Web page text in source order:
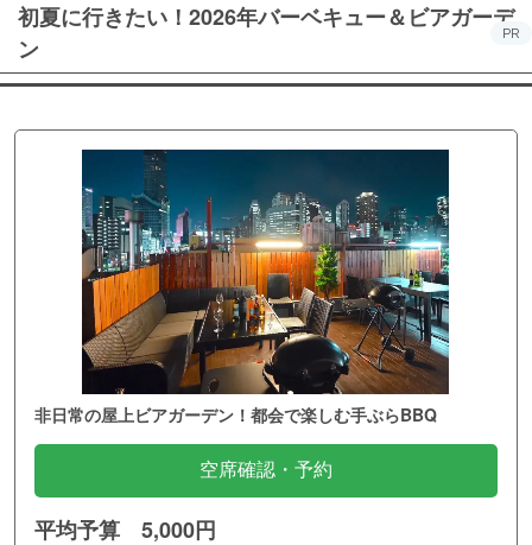
初夏に行きたい！2026年バーベキュー＆ビアガーデ
ン
PR
非日常の屋上ビアガーデン！都会で楽しむ手ぶらBBQ
空席確認・予約
平均予算 5,000円